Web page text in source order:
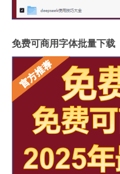
免费可商用字体批量下载